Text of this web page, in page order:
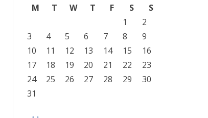
M
T W T F S
S
1
2
3
4 5 6 7 8
9
10
11 12 13 14 15
16
17
18 19 20 21 22
23
24
25 26 27 28 29
30
31